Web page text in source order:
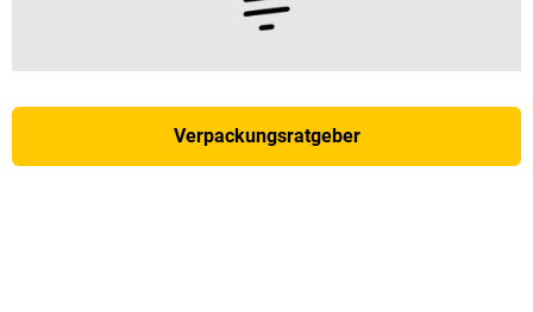
Verpackungsratgeber